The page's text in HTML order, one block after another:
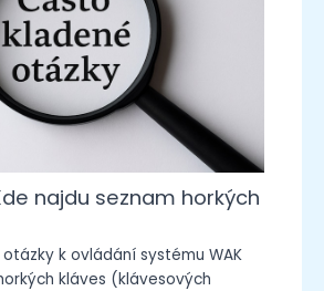
najdu seznam horkých
k ovládání systému WAK
kláves (klávesových